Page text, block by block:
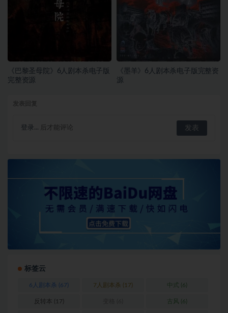
《巴黎圣母院》6人剧本杀电子版
完整资源
《墨羊》6人剧本杀电子版完整资
源
登录... 后才能评论
标签云
6人剧本杀 (67) 7人剧本杀 (17) 中式 (6)
反转本 (17) 古风 (6)